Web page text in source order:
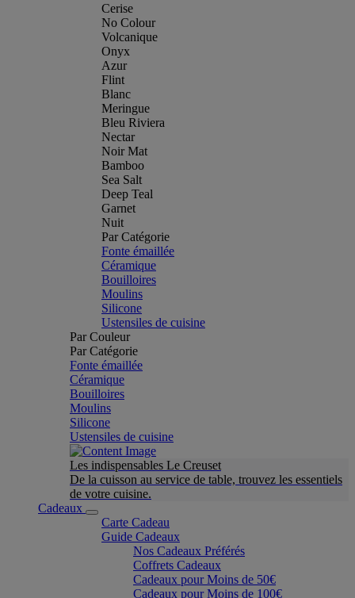
Cerise
No Colour
Volcanique
Onyx
Azur
Flint
Blanc
Meringue
Bleu Riviera
Nectar
Noir Mat
Bamboo
Sea Salt
Deep Teal
Garnet
Nuit
Par Catégorie
Fonte émaillée
Céramique
Bouilloires
Moulins
Silicone
Ustensiles de cuisine
Par Couleur
Par Catégorie
Fonte émaillée
Céramique
Bouilloires
Moulins
Silicone
Ustensiles de cuisine
Les indispensables Le Creuset
De la cuisson au service de table, trouvez les essentiels
de votre cuisine.
Cadeaux
Carte Cadeau
Guide Cadeaux
Nos Cadeaux Préférés
Coffrets Cadeaux
Cadeaux pour Moins de 50€
Cadeaux pour Moins de 100€